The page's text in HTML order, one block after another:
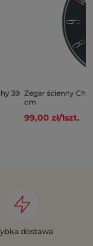
39 Zegar ścienny
cm
99,00 zł/1szt.
dostawa